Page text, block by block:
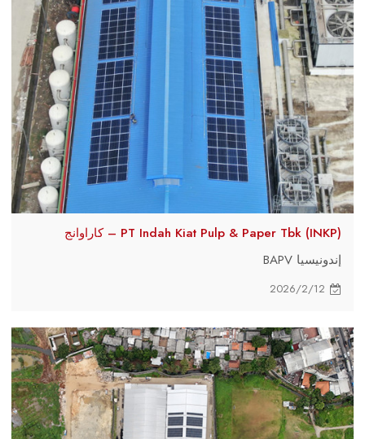
PT Indah Kiat Pulp & Paper Tbk (INKP) – كاراوانج
إندونيسيا BAPV
2026/2/12